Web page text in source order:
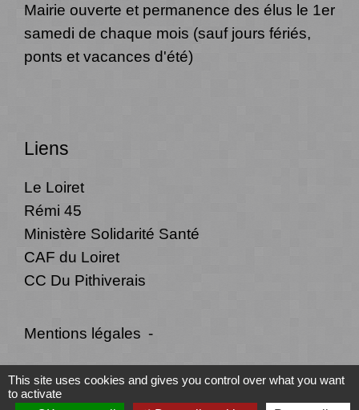
Mairie ouverte et permanence des élus le 1er
samedi de chaque mois (sauf jours fériés,
ponts et vacances d'été)
Liens
Le Loiret
Rémi 45
Ministère Solidarité Santé
CAF du Loiret
CC Du Pithiverais
Mentions légales -
Politique de confidentialité - Accessibilité -
This site uses cookies and gives you control over what you want
to activate